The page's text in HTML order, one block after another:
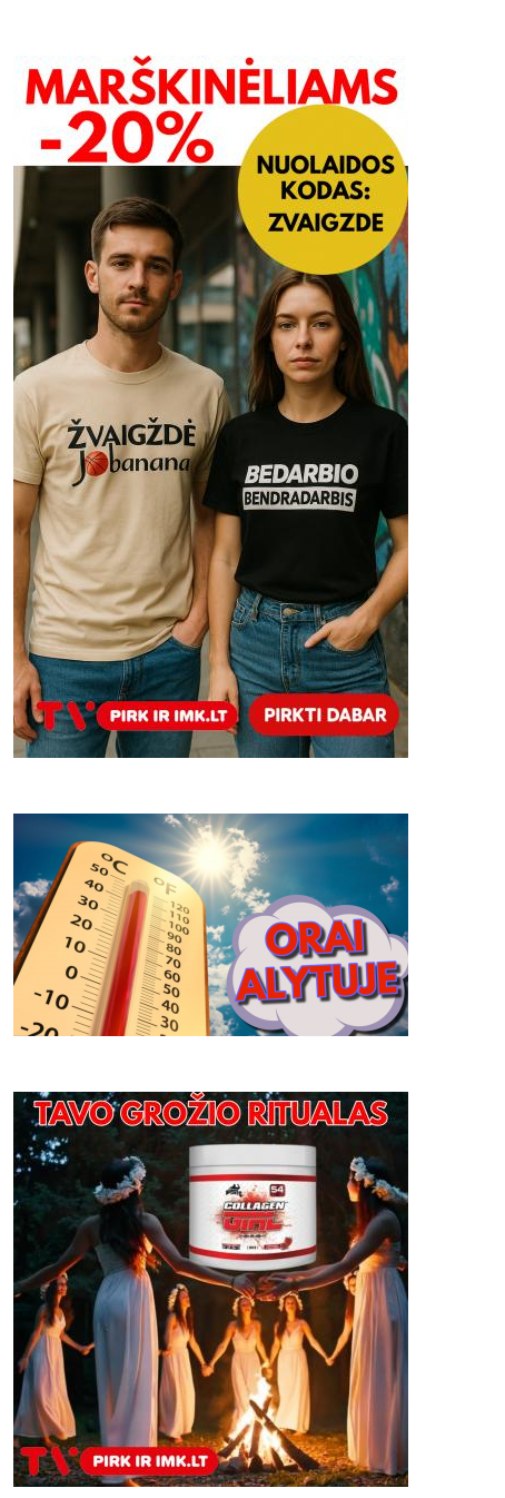
Nuo gruodžio – keletas Kelių
eismo taisyklių pokyčių eismo
saugumui didinti
2024-11-07 0
Susitikimas dėl Europos
komisijos finansuojamo
projekto „Bridge“